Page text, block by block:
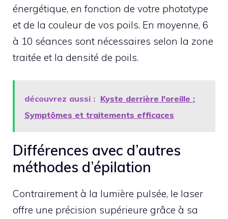
énergétique, en fonction de votre phototype
et de la couleur de vos poils. En moyenne, 6
à 10 séances sont nécessaires selon la zone
traitée et la densité de poils.
découvrez aussi : Kyste derrière l'oreille :
Symptômes et traitements efficaces
Différences avec d’autres
méthodes d’épilation
Contrairement à la lumière pulsée, le laser
offre une précision supérieure grâce à sa